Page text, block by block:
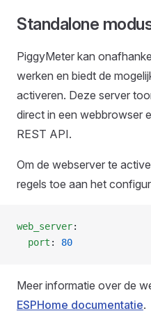
Standalone
PiggyMeter kan
werken en biedt de
activeren. Deze server
direct in een webbrowser
REST API.
Om de webserver te
regels toe aan het
web_server:
  port
: 80
Meer informatie over de
ESPHome documentatie.